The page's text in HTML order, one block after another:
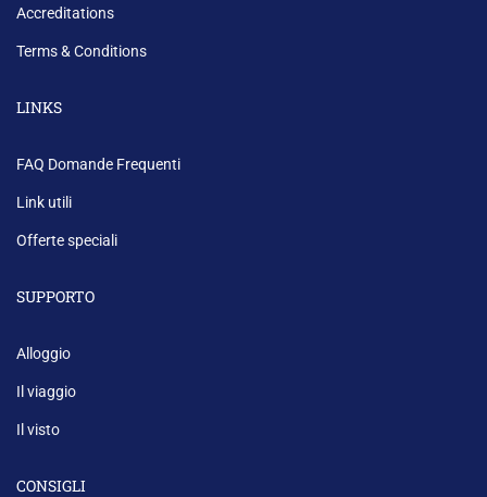
Accreditations
Terms & Conditions
LINKS
FAQ Domande Frequenti
Link utili
Offerte speciali
SUPPORTO
Alloggio
Il viaggio
Il visto
CONSIGLI